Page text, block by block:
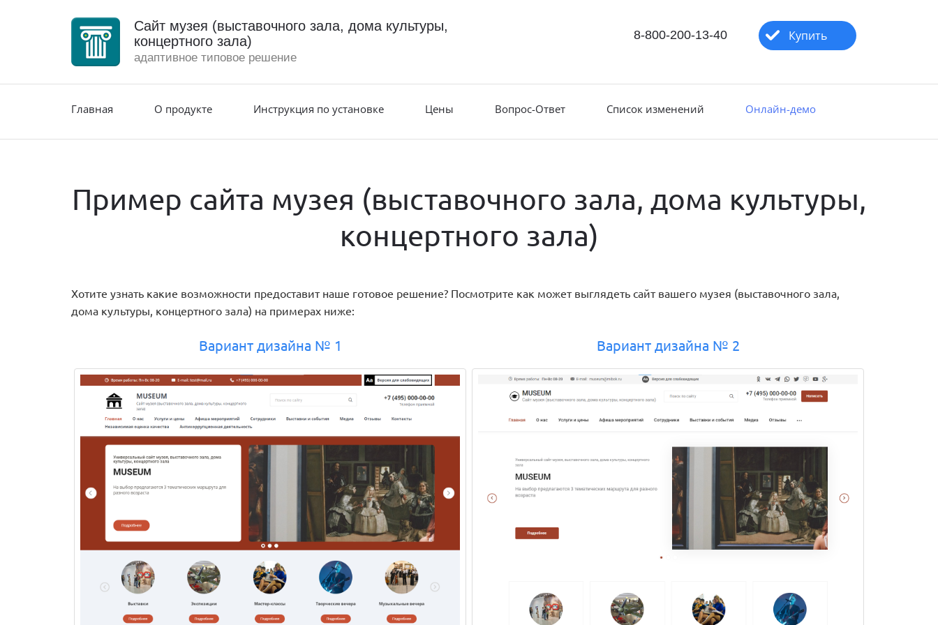
Сайт музея (выставочного зала, дома культуры,
концертного зала)
адаптивное типовое решение
8-800-200-13-40 Купить
Главная О продукте Инструкция по установке Цены Вопрос-Ответ Список изменений Онлайн-демо
Пример сайта музея (выставочного зала, дома культуры,
концертного зала)
Хотите узнать какие возможности предоставит наше готовое решение? Посмотрите как может выглядеть сайт вашего музея (выставочного зала,
дома культуры, концертного зала) на примерах ниже:
Вариант дизайна № 1 Вариант дизайна № 2